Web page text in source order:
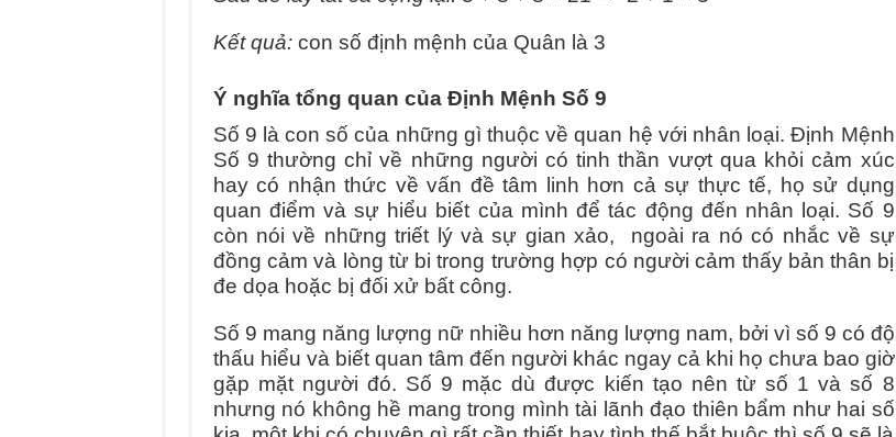
Kết quả:con số định mệnh của Quân là 3
Ý nghĩa tổng quan của Định Mệnh Số 9
Số 9 là con số của những gì thuộc về quan hệ với nhân loại. Định Mệnh
Số 9 thường chỉ về những người có tinh thần vượt qua khỏi cảm xúc
hay có nhận thức về vấn đề tâm linh hơn cả sự thực tế, họ sử dụng
quan điểm và sự hiểu biết của mình để tác động đến nhân loại. Số 9
còn nói về những triết lý và sự gian xảo, ngoài ra nó có nhắc về sự
đồng cảm và lòng từ bi trong trường hợp có người cảm thấy bản thân bị
đe dọa hoặc bị đối xử bất công.
Số 9 mang năng lượng nữ nhiều hơn năng lượng nam, bởi vì số 9 có độ
thấu hiểu và biết quan tâm đến người khác ngay cả khi họ chưa bao giờ
gặp mặt người đó. Số 9 mặc dù được kiến tạo nên từ số 1 và số 8
nhưng nó không hề mang trong mình tài lãnh đạo thiên bẩm như hai số